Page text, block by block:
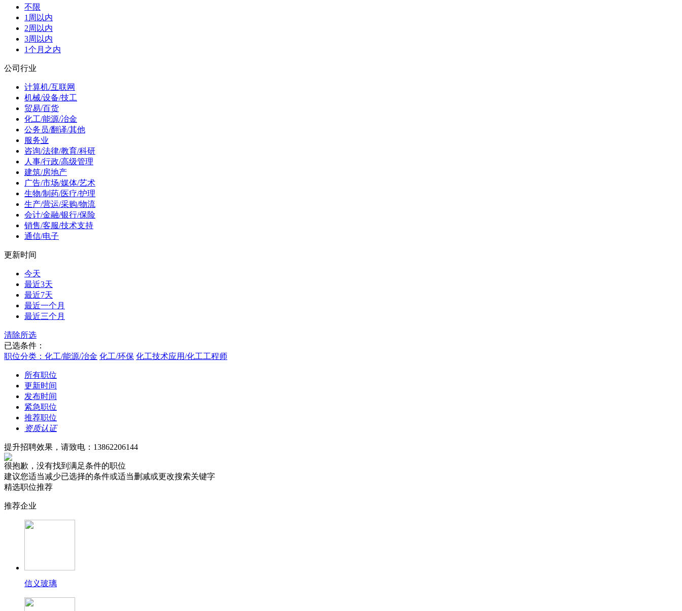
不限
1周以内
2周以内
3周以内
1个月之内
公司行业
计算机/互联网
机械/设备/技工
贸易/百货
化工/能源/冶金
公务员/翻译/其他
服务业
咨询/法律/教育/科研
人事/行政/高级管理
建筑/房地产
广告/市场/媒体/艺术
生物/制药/医疗/护理
生产/营运/采购/物流
会计/金融/银行/保险
销售/客服/技术支持
通信/电子
更新时间
今天
最近3天
最近7天
最近一个月
最近三个月
清除所选
已选条件：
职位分类：化工/能源/冶金 化工/环保 化工技术应用/化工工程师
所有职位
更新时间
发布时间
紧急职位
推荐职位
资质认证
提升招聘效果，请致电：13862206144
很抱歉，没有找到满足条件的职位
建议您适当减少已选择的条件或适当删减或更改搜索关键字
精选职位推荐
推荐企业
信义玻璃